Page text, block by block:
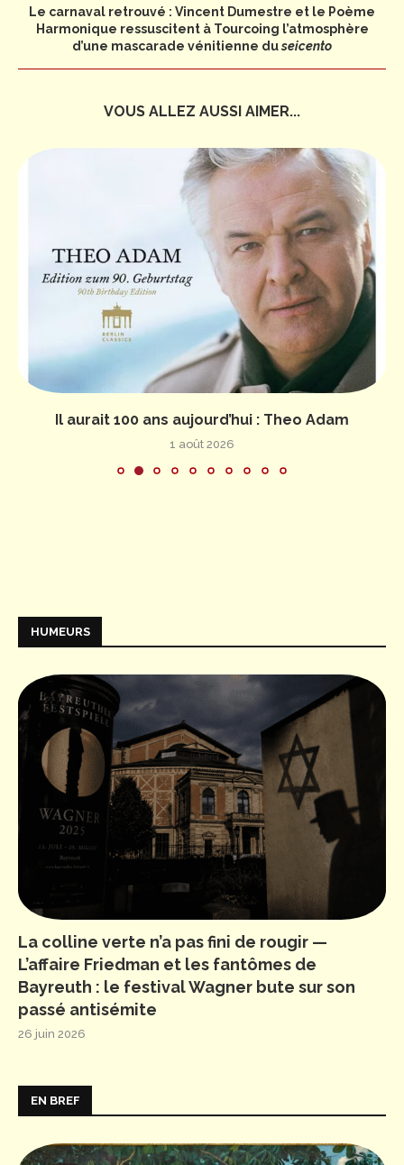
Le carnaval retrouvé : Vincent Dumestre et le Poème
Harmonique ressuscitent à Tourcoing l’atmosphère
d’une mascarade vénitienne duseicento
VOUS ALLEZ AUSSI AIMER...
Il aurait 100 ans aujourd’hui : Theo Adam
1 août 2026
HUMEURS
La colline verte n’a pas fini de rougir —
L’affaire Friedman et les fantômes de
Bayreuth : le festival Wagner bute sur son
passé antisémite
26 juin 2026
EN BREF